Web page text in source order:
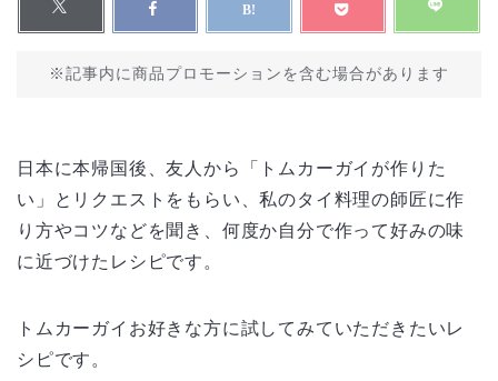
※記事内に商品プロモーションを含む場合があります
日本に本帰国後、友人から「トムカーガイが作りた
い」とリクエストをもらい、私のタイ料理の師匠に作
り方やコツなどを聞き、何度か自分で作って好みの味
に近づけたレシピです。
トムカーガイお好きな方に試してみていただきたいレ
シピです。